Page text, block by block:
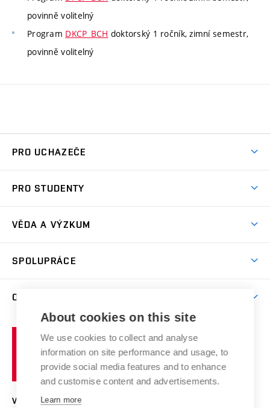
povinně volitelný
Program DKCP_BCH doktorský 1 ročník, zimní semestr,
povinně volitelný
PRO UCHAZEČE
Jak se dostat na FCH
Den otevřených dveří
E-přihláška
PRO STUDENTY
Studijní programy
Pro prváky
Knihovna
Studium a stáže v zahraničí
Pracovní nabídky
Den chemie
Chemici z VUT
Stipendia
VĚDA A VÝZKUM
Výzkumné skupiny
Výsledky VaV
Projekty
Úspěchy a ocenění
Konference a soutěže
Kvalifikační řízení
SPOLUPRÁCE
Fórum Chemistry and Life
Střední školy a FCH
Popularizace vědy
O FAKULTĚ
Organizační struktura
Historie fakulty
Kalendář akcí
Fotogalerie
Vysoké
učení
technické
v
VYSOKÉ UČENÍ TECHNICKÉ V BRNĚ
About cookies on this site
We use cookies to collect and analyse
information on site performance and usage, to
provide social media features and to enhance
and customise content and advertisements.
Learn more